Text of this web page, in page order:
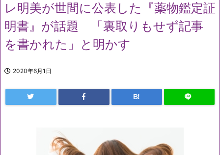
レ明美が世間に公表した『薬物鑑定証
明書』が話題 「裏取りもせず記事
を書かれた」と明かす
2020年6月1日
B!